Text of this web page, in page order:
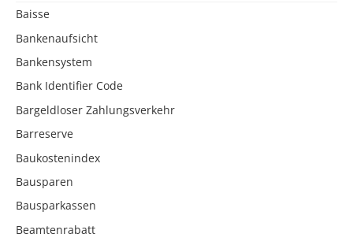
Baisse
Bankenaufsicht
Bankensystem
Bank Identifier Code
Bargeldloser Zahlungsverkehr
Barreserve
Baukostenindex
Bausparen
Bausparkassen
Beamtenrabatt